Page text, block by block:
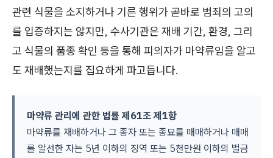
관련 식물을 소지하거나 기른 행위가 곧바로 범죄의 고의
를 입증하지는 않지만, 수사기관은 재배 기간, 환경, 그리
고 식물의 품종 확인 등을 통해 피의자가 마약류임을 알고
도 재배했는지를 집요하게 파고듭니다.
마약류 관리에 관한 법률 제61조 제1항
마약류를 재배하거나 그 종자 또는 종묘를 매매하거나 매매
를 알선한 자는 5년 이하의 징역 또는 5천만원 이하의 벌금